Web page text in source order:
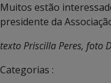
Muitos estão
presidente da
texto Priscilla Peres, foto
Categorias :